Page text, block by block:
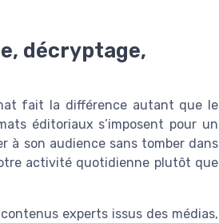
décryptage,
fait la différence autant que le
éditoriaux s’imposent pour un
à son audience sans tomber dans
activité quotidienne plutôt que
experts issus des médias,